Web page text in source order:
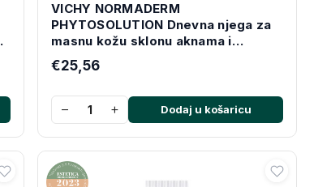
VICHY NORMADERM
PHYTOSOLUTION Dnevna njega za
masnu kožu sklonu aknama i
nepravilnostima, 50 ml
€25,56
− + Dodaj u košaricu